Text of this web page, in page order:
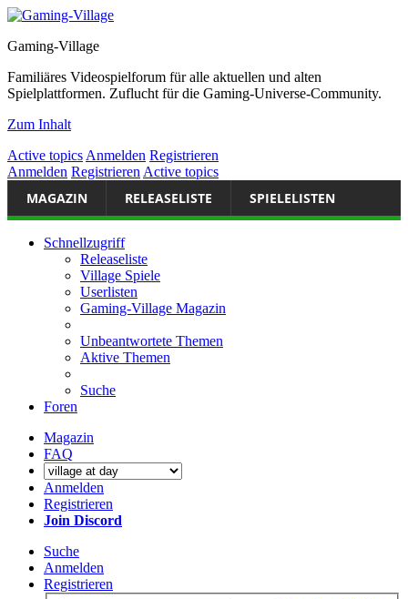
Gaming-Village
Familiäres Videospielforum für alle aktuellen und alten
Spielplattformen. Zuflucht für die Gaming-Universe-Community.
Zum Inhalt
Active topics Anmelden Registrieren
Anmelden Registrieren Active topics
MAGAZIN RELEASELISTE SPIELELISTEN
Schnellzugriff
Releaseliste
Village Spiele
Userlisten
Gaming-Village Magazin
Unbeantwortete Themen
Aktive Themen
Suche
Foren
Magazin
FAQ
Anmelden
Registrieren
Join Discord
Suche
Anmelden
Registrieren